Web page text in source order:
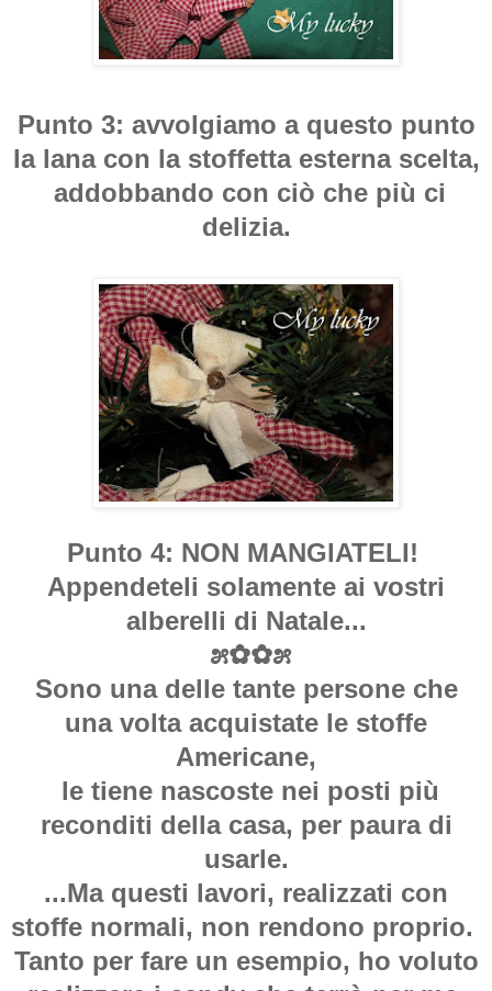
Punto 3: avvolgiamo a questo punto
la lana con la stoffetta esterna scelta,
addobbando con ciò che più ci
delizia.
Punto 4: NON MANGIATELI!
Appendeteli solamente ai vostri
alberelli di Natale...
೫✿✿೫
Sono una delle tante persone che
una volta acquistate le stoffe
Americane,
le tiene nascoste nei posti più
reconditi della casa, per paura di
usarle.
...Ma questi lavori, realizzati con
stoffe normali, non rendono proprio.
Tanto per fare un esempio, ho voluto